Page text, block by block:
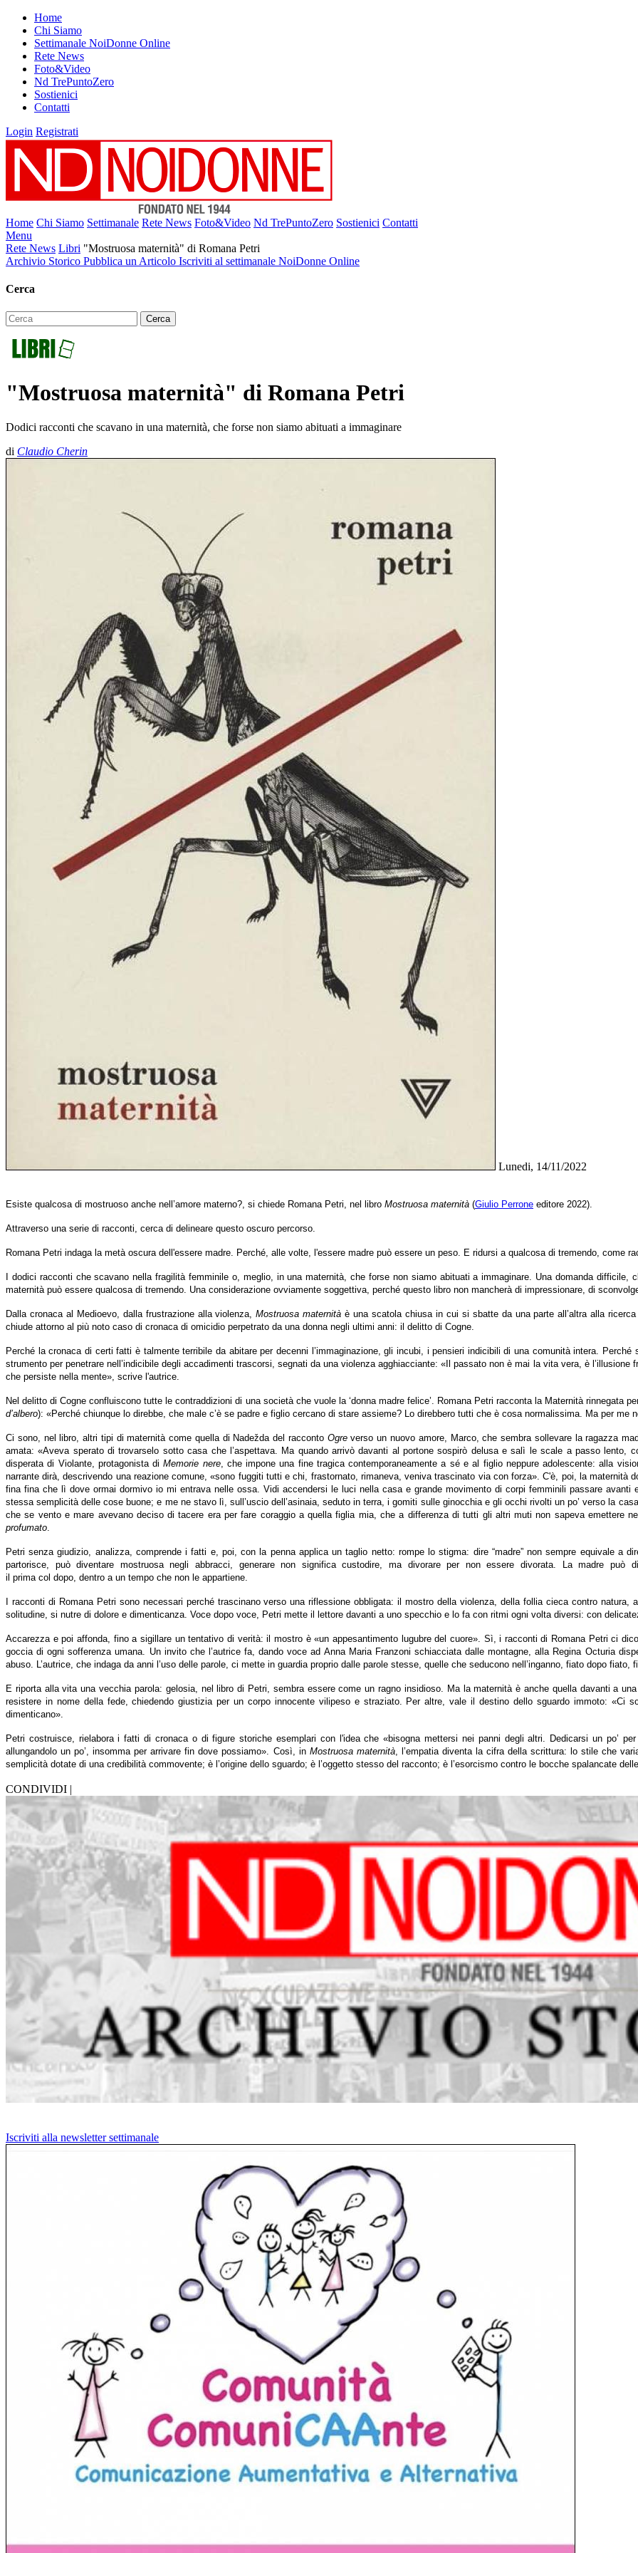
Home
Chi Siamo
Settimanale NoiDonne Online
Rete News
Foto&Video
Nd TrePuntoZero
Sostienici
Contatti
Login Registrati
Home Chi Siamo Settimanale Rete News Foto&Video Nd TrePuntoZero Sostienici Contatti
Menu
Rete News Libri "Mostruosa maternità" di Romana Petri
Archivio Storico Pubblica un Articolo Iscriviti al settimanale NoiDonne Online
Cerca
"Mostruosa maternità" di Romana Petri
Dodici racconti che scavano in una maternità, che forse non siamo abituati a immaginare
di Claudio Cherin
Lunedi, 14/11/2022
Esiste qualcosa di mostruoso anche nell’amore materno?, si chiede Romana Petri, nel libro Mostruosa maternità (Giulio Perrone editore 2022).
Attraverso una serie di racconti, cerca di delineare questo oscuro percorso.
Romana Petri indaga la metà oscura dell'essere madre. Perché, alle volte, l'essere madre può essere un peso. E ridursi a qualcosa di tremendo, come
I dodici racconti che scavano nella fragilità femminile o, meglio, in una maternità, che forse non siamo abituati a immaginare. Una domanda
maternità può essere qualcosa di tremendo. Una considerazione ovviamente soggettiva, perché questo libro non mancherà di impressionare, di
Dalla cronaca al Medioevo, dalla frustrazione alla violenza,Mostruosa maternità è una scatola chiusa in cui si sbatte da una parte all’altra alla
chiude attorno al più noto caso di cronaca di omicidio perpetrato da una donna negli ultimi anni: il delitto di Cogne.
Perché la cronaca di certi fatti è talmente terribile da abitare per decenni l’immaginazione, gli incubi, i pensieri indicibili di una comunità intera.
strumento per penetrare nell’indicibile degli accadimenti trascorsi, segnati da una violenza agghiacciante: «Il passato non è mai la vita vera, è
che persiste nella mente», scrive l'autrice.
Nel delitto di Cogne confluiscono tutte le contraddizioni di una società che vuole la ‘donna madre felice’. Romana Petri racconta la Maternità rinnegata
d’albero): «Perché chiunque lo direbbe, che male c’è se padre e figlio cercano di stare assieme? Lo direbbero tutti che è cosa normalissima. Ma per me
Ci sono, nel libro, altri tipi di maternità come quella di Nadežda del racconto Ogreverso un nuovo amore, Marco, che sembra sollevare la ragazza
amata: «Aveva sperato di trovarselo sotto casa che l’aspettava. Ma quando arrivò davanti al portone sospirò delusa e salì le scale a passo lento,
disperata di Violante, protagonista diMemorie nere, che impone una fine tragica contemporaneamente a sé e al figlio neppure adolescente: alla
narrante dirà, descrivendo una reazione comune, «sono fuggiti tutti e chi, frastornato, rimaneva, veniva trascinato via con forza». C'è, poi, la maternità
fina fina che lì dove ormai dormivo io mi entrava nelle ossa. Vidi accendersi le luci nella casa e grande movimento di corpi femminili passare
stessa semplicità delle cose buone; e me ne stavo lì, sull’uscio dell’asinaia, seduto in terra, i gomiti sulle ginocchia e gli occhi rivolti un po’ verso la
che se vento e mare avevano deciso di tacere era per fare coraggio a quella figlia mia, che a differenza di tutti gli altri muti non sapeva emettere
profumato.
Petri senza giudizio, analizza, comprende i fatti e, poi, con la penna applica un taglio netto: rompe lo stigma: dire “madre” non sempre equivale a
partorisce, può diventare mostruosa negli abbracci, generare non significa custodire, ma divorare per non essere divorata. La madre può
il prima col dopo, dentro a un tempo che non le appartiene.
I racconti di Romana Petri sono necessari perché trascinano verso una riflessione obbligata: il mostro della violenza, della follia cieca contro
solitudine, si nutre di dolore e dimenticanza. Voce dopo voce, Petri mette il lettore davanti a uno specchio e lo fa con ritmi ogni volta diversi: con
Accarezza e poi affonda, fino a sigillare un tentativo di verità: il mostro è «un appesantimento lugubre del cuore». Sì, i racconti di Romana Petri ci
goccia di ogni sofferenza umana. Un invito che l’autrice fa, dando voce ad Anna Maria Franzoni schiacciata dalle montagne, alla Regina Octuria
abuso. L’autrice, che indaga da anni l’uso delle parole, ci mette in guardia proprio dalle parole stesse, quelle che seducono nell’inganno, fiato dopo
E riporta alla vita una vecchia parola: gelosia, nel libro di Petri, sembra essere come un ragno insidioso. Ma la maternità è anche quella davanti a
resistere in nome della fede, chiedendo giustizia per un corpo innocente vilipeso e straziato. Per altre, vale il destino dello sguardo immoto: «Ci
dimenticano».
Petri costruisce, rielabora i fatti di cronaca o di figure storiche esemplari con l'idea che «bisogna mettersi nei panni degli altri. Dedicarsi un po’
allungandolo un po’, insomma per arrivare fin dove possiamo». Così, in Mostruosa maternità, l’empatia diventa la cifra della scrittura: lo stile che
semplicità dotate di una credibilità commovente; è l’origine dello sguardo; è l’oggetto stesso del racconto; è l’esorcismo contro le bocche spalancate
CONDIVIDI |
Iscriviti alla newsletter settimanale